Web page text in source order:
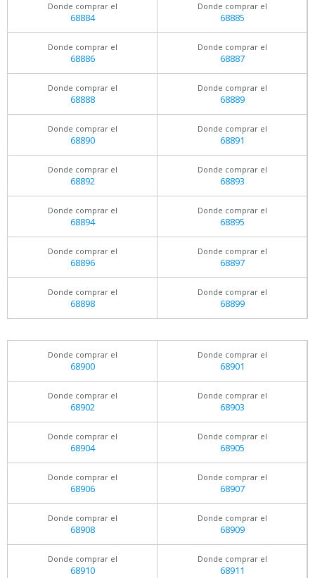
Donde comprar el
68884
Donde comprar el
68885
Donde comprar el
68886
Donde comprar el
68887
Donde comprar el
68888
Donde comprar el
68889
Donde comprar el
68890
Donde comprar el
68891
Donde comprar el
68892
Donde comprar el
68893
Donde comprar el
68894
Donde comprar el
68895
Donde comprar el
68896
Donde comprar el
68897
Donde comprar el
68898
Donde comprar el
68899
Donde comprar el
68900
Donde comprar el
68901
Donde comprar el
68902
Donde comprar el
68903
Donde comprar el
68904
Donde comprar el
68905
Donde comprar el
68906
Donde comprar el
68907
Donde comprar el
68908
Donde comprar el
68909
Donde comprar el
68910
Donde comprar el
68911